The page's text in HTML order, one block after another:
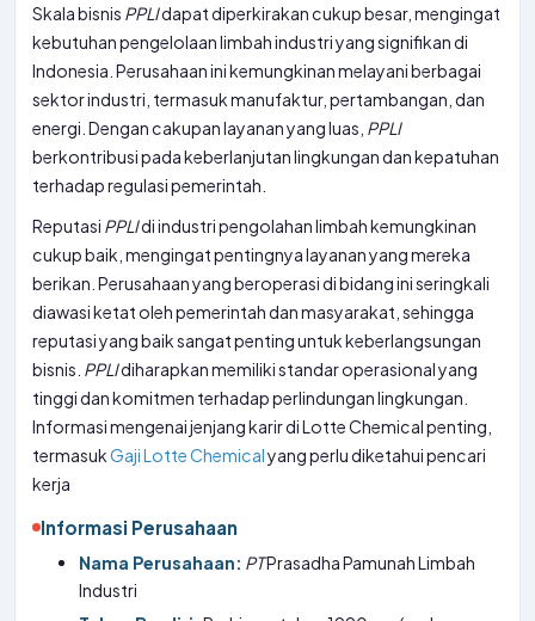
Skala bisnis PPLIdapat diperkirakan cukup besar, mengingat
kebutuhan pengelolaan limbah industri yang signifikan di
Indonesia. Perusahaan ini kemungkinan melayani berbagai
sektor industri, termasuk manufaktur, pertambangan, dan
energi. Dengan cakupan layanan yang luas, PPLI
berkontribusi pada keberlanjutan lingkungan dan kepatuhan
terhadap regulasi pemerintah.
Reputasi PPLIdi industri pengolahan limbah kemungkinan
cukup baik, mengingat pentingnya layanan yang mereka
berikan. Perusahaan yang beroperasi di bidang ini seringkali
diawasi ketat oleh pemerintah dan masyarakat, sehingga
reputasi yang baik sangat penting untuk keberlangsungan
bisnis. PPLIdiharapkan memiliki standar operasional yang
tinggi dan komitmen terhadap perlindungan lingkungan.
Informasi mengenai jenjang karir di Lotte Chemical penting,
termasukGaji Lotte Chemicalyang perlu diketahui pencari
kerja
Informasi Perusahaan
Nama Perusahaan: PTPrasadha Pamunah Limbah
Industri